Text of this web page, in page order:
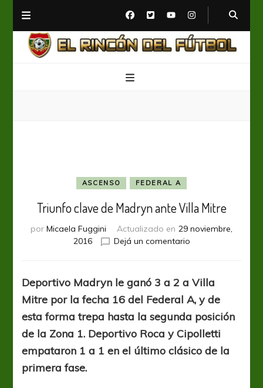
ASCENSO FEDERAL A
Triunfo clave de Madryn ante Villa Mitre
por Micaela Fuggini Actualizado en 29 noviembre,
2016
Dejá un comentarioen
de
Madryn
ante
Villa
Mitre
Deportivo Madryn le ganó 3 a 2 a Villa
Mitre por la fecha 16 del Federal A, y de
esta forma trepa hasta la segunda posición
de la Zona 1. Deportivo Roca y Cipolletti
empataron 1 a 1 en el último clásico de la
primera fase.